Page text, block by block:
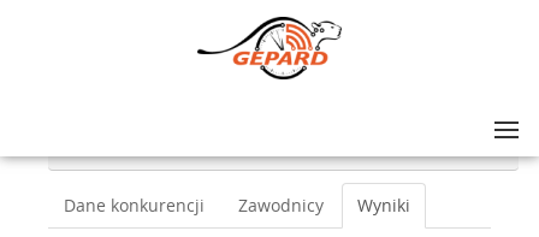
Dane konkurencji Zawodnicy Wyniki